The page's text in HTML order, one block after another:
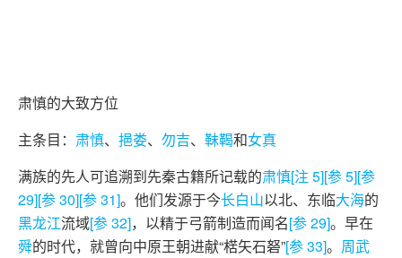
肃慎的大致方位
主条目： 肃慎、 挹娄、 勿吉、 靺鞨和女真
满族的先人可追溯到先秦古籍所记载的肃慎[注 5][参 5][参
29][参 30][参 31]。他们发源于今长白山以北、东临大海的
黑龙江流域[参 32]，以精于弓箭制造而闻名[参 29]。早在
舜的时代，就曾向中原王朝进献“楛矢石砮”[参 33]。 周武